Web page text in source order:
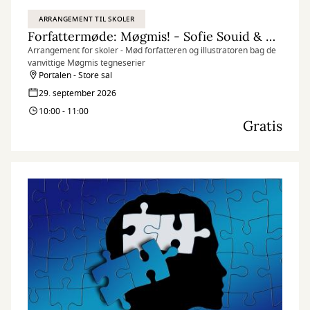
ARRANGEMENT TIL SKOLER
Forfattermøde: Møgmis! - Sofie Souid & Thomas Hjorthaab
Arrangement for skoler - Mød forfatteren og illustratoren bag de
vanvittige Møgmis tegneserier
Portalen - Store sal
29. september 2026
10:00 - 11:00
Gratis